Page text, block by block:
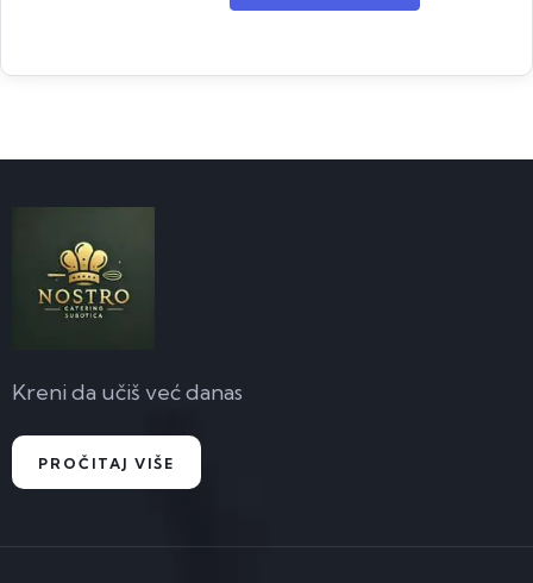
Kreni da učiš već danas
PROČITAJ VIŠE